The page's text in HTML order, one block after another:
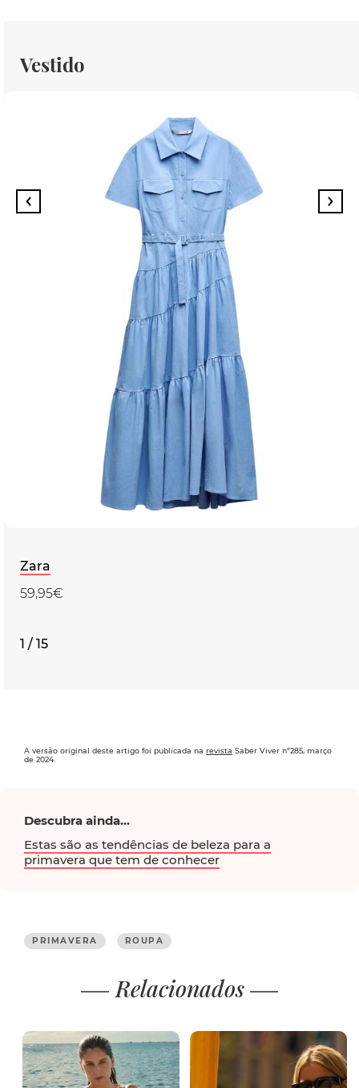
Vestido
Zara
59,95€
1 / 15
A versão original deste artigo foi publicada na revista Saber Viver nº285, março
de 2024.
Descubra ainda...
Estas são as tendências de beleza para a
primavera que tem de conhecer
PRIMAVERA ROUPA
Relacionados